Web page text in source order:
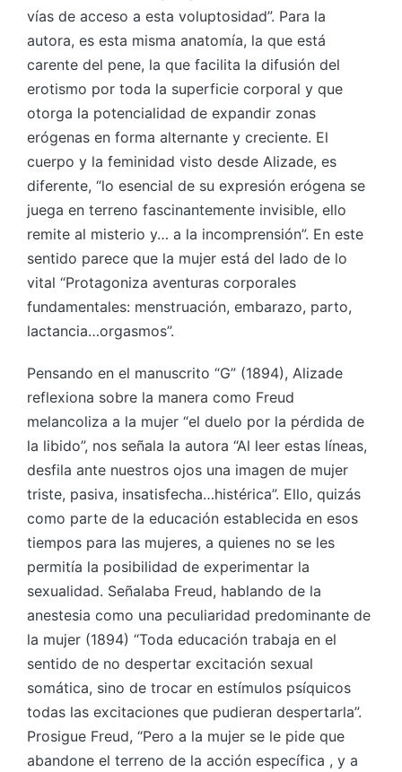
vías de acceso a esta voluptosidad”. Para la
autora, es esta misma anatomía, la que está
carente del pene, la que facilita la difusión del
erotismo por toda la superficie corporal y que
otorga la potencialidad de expandir zonas
erógenas en forma alternante y creciente. El
cuerpo y la feminidad visto desde Alizade, es
diferente, “lo esencial de su expresión erógena se
juega en terreno fascinantemente invisible, ello
remite al misterio y… a la incomprensión”. En este
sentido parece que la mujer está del lado de lo
vital “Protagoniza aventuras corporales
fundamentales: menstruación, embarazo, parto,
lactancia…orgasmos”.
Pensando en el manuscrito “G” (1894), Alizade
reflexiona sobre la manera como Freud
melancoliza a la mujer “el duelo por la pérdida de
la libido”, nos señala la autora “Al leer estas líneas,
desfila ante nuestros ojos una imagen de mujer
triste, pasiva, insatisfecha…histérica”. Ello, quizás
como parte de la educación establecida en esos
tiempos para las mujeres, a quienes no se les
permitía la posibilidad de experimentar la
sexualidad. Señalaba Freud, hablando de la
anestesia como una peculiaridad predominante de
la mujer (1894) “Toda educación trabaja en el
sentido de no despertar excitación sexual
somática, sino de trocar en estímulos psíquicos
todas las excitaciones que pudieran despertarla”.
Prosigue Freud, “Pero a la mujer se le pide que
abandone el terreno de la acción específica , y a